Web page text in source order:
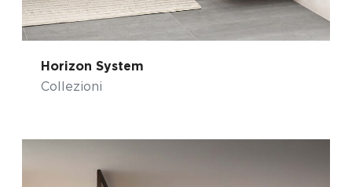
Horizon System
Collezioni